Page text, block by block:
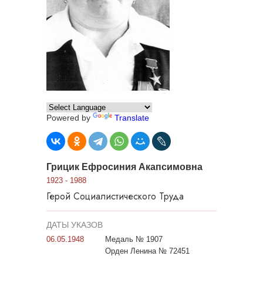
Powered by Translate
Грицик Ефросиния Акапсимовна
1923 - 1988
Герой Социалистического Труда
ДАТЫ УКАЗОВ
06.05.1948
Медаль № 1907
Орден Ленина № 72451